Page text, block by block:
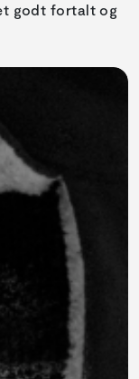
godt fortalt og